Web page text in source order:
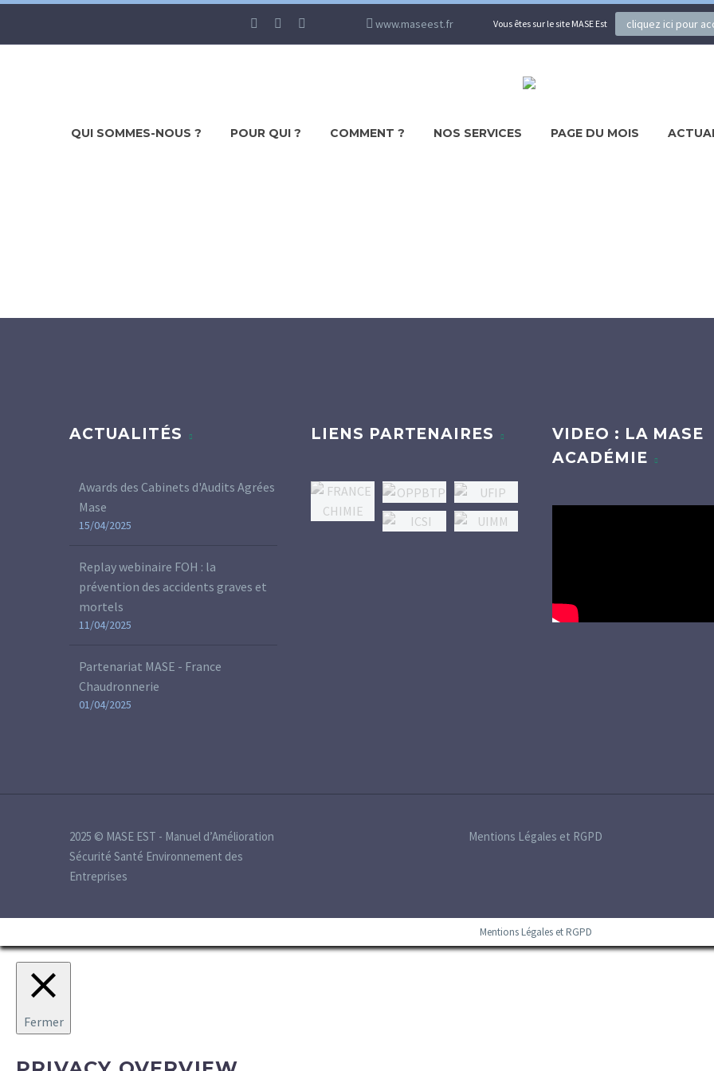
www.maseest.fr Vous êtes sur le site MASE Est cliquez ici pour
QUI SOMMES-NOUS ? POUR QUI ? COMMENT ? NOS SERVICES PAGE DU MOIS
ACTUALITÉS
Awards des Cabinets d'Audits Agrées
Mase
15/04/2025
Replay webinaire FOH : la
prévention des accidents graves et
mortels
11/04/2025
Partenariat MASE - France
Chaudronnerie
01/04/2025
LIENS PARTENAIRES
VIDEO : LA MASE
ACADÉMIE
Mentions Légales et RGPD
2025 © MASE EST - Manuel d’Amélioration
Sécurité Santé Environnement des
Entreprises
Mentions Légales et RGPD
Fermer